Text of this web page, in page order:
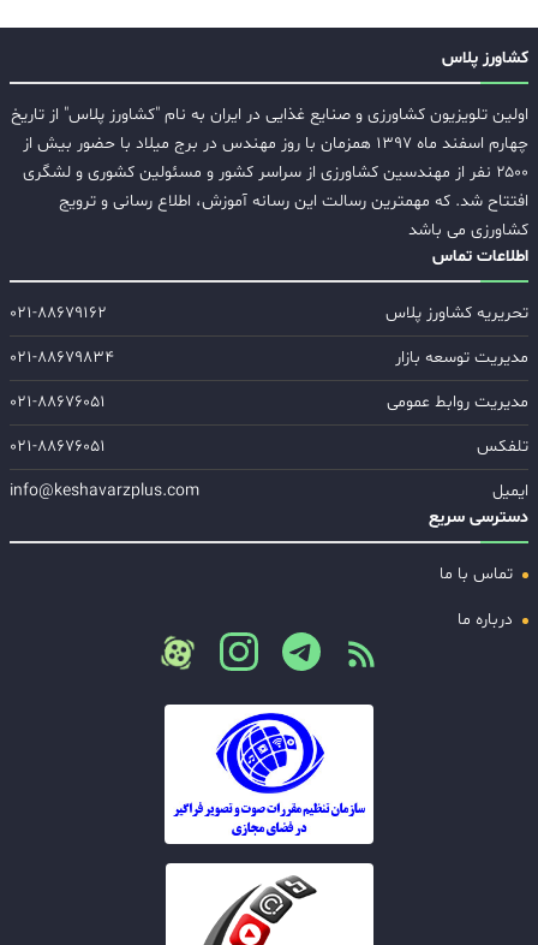
کشاورز پلاس
اولین تلویزیون کشاورزی و صنایع غذایی در ایران به نام "کشاورز پلاس" از تاریخ
چهارم اسفند ماه ۱۳۹۷ همزمان با روز مهندس در برج میلاد با حضور بیش از
۲۵۰۰ نفر از مهندسین کشاورزی از سراسر کشور و مسئولین کشوری و لشگری
افتتاح شد. که مهمترین رسالت این رسانه آموزش، اطلاع رسانی و ترویج
کشاورزی می باشد
اطلاعات تماس
تحریریه کشاورز پلاس
۰۲۱-۸۸۶۷۹۱۶۲
مدیریت توسعه بازار
۰۲۱-۸۸۶۷۹۸۳۴
مدیریت روابط عمومی
۰۲۱-۸۸۶۷۶۰۵۱
تلفکس
۰۲۱-۸۸۶۷۶۰۵۱
ایمیل
info@keshavarzplus.com
دسترسی سریع
تماس با ما
درباره ما